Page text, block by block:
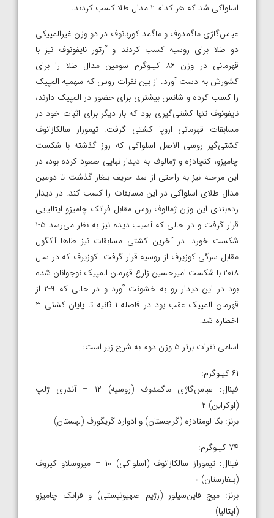
اسلواکی شد که هر کدام ۲ مدال طلا کسب کردند.
عباس‌گاژی ماگمدوف و ماگمد کوربانوف در دو وزن غیرالمپیکی
دو طلا برای روسیه کسب کردند و آرتور نایفونوف نیز با
قهرمانی در وزن ۸۶ کیلوگرم سومین مدال طلا را برای
کشورش به دست آورد. از بین نفرات روس که سهمیه المپیک
را کسب کرده و شانس بیشتری برای حضور در المپیک دارند،
نایفونوف تنها کشتی‌گیری بود که بار دیگر برای اثبات خود در
مسابقات قهرمانی اروپا کشتی گرفت. تیموراز سالکازانوف
کشتی‌گیر روسی الاصل اسلواکی که روز گذشته با شکست
چامیزو، کنچادزه و ژمالوف به دیدار نهایی صعود کرده بود، در
این مرحله نیز به راحتی از سد حریف بلغار گذشت تا دومین
مدال طلای اسلواکی در این مسابقات را کسب کند. در دیدار
رده‌بندی این وزن ژمالوف روس مقابل فرانک چامیزو ایتالیایی
قرار گرفت و در حالی که آسیب دیده نیز به نظر می‌رسد ۵-۱
شکست خورد. در آخرین کشتی مسابقات نیز طاها آکگول
مقابل سرگی کوزیرف از روسیه قرار گرفت. کوزیرف که در سال
۲۰۱۸ با شکست امیرحسین زارع قهرمان المپیک نوجوانان شده
بود در این دیدار رو به خشونت آورد و در حالی که ۹-۲ از
قهرمان المپیک عقب بود در فاصله ۱ ثانیه تا پایان کشتی ۳
اخطاره شد!
اسامی نفرات برتر ۵ وزن دوم به شرح زیر است:
۶۱ کیلوگرم:
فینال: عباس‌گاژی ماگمدوف (روسیه) ۱۲ – آندری ژلپ
(اوکراین) ۲
برنز: بکا لومتادزه (گرجستان) و ادوارد گریگورف (لهستان)
۷۴ کیلوگرم:
فینال: تیموراز سالکازانوف (اسلواکی) ۱۰ – میروسلاو کیروف
(بلغارستان) ۰
برنز: میچ فاین‌سیلور (رژیم صهیونیستی) و فرانک چامیزو
(ایتالیا)